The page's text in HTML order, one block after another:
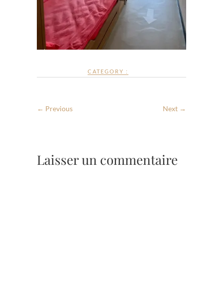
CATEGORY :
← Previous Next →
Laisser un commentaire